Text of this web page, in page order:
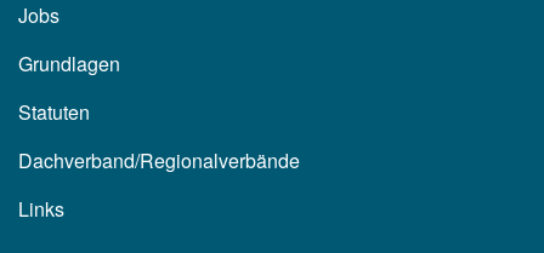
Jobs
Grundlagen
Statuten
Dachverband/Regionalverbände
Links